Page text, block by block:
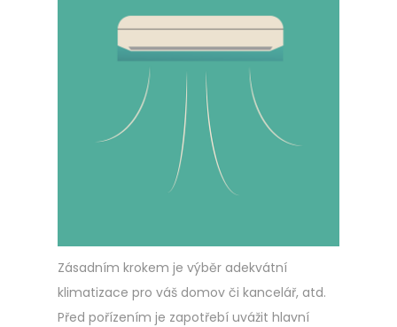
Zásadním krokem je výběr adekvátní
klimatizace pro váš domov či kancelář, atd.
Před pořízením je zapotřebí uvážit hlavní